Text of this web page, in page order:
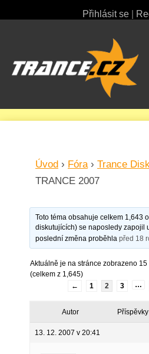
Přihlásit se
Úvod › Fóra › Trance
TRANCE 2007
Toto téma obsahuje celkem 1,643
diskutujících) se naposledy zapojil
poslední změna proběhlapřed 18
Aktuálně je na stránce zobrazeno
(celkem z 1,645)
←
1 2 3 …
Autor Příspěvky
13. 12. 2007 v 20:41